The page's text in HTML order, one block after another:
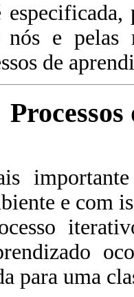
nós e
de
e com
para uma